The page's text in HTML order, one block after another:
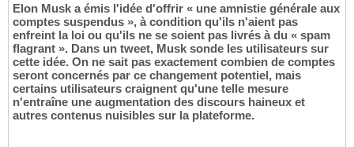
Elon Musk a émis l'idée d'offrir « une amnistie générale aux
comptes suspendus », à condition qu'ils n'aient pas
enfreint la loi ou qu'ils ne se soient pas livrés à du « spam
flagrant ». Dans un tweet, Musk sonde les utilisateurs sur
cette idée. On ne sait pas exactement combien de comptes
seront concernés par ce changement potentiel, mais
certains utilisateurs craignent qu'une telle mesure
n'entraîne une augmentation des discours haineux et
autres contenus nuisibles sur la plateforme.